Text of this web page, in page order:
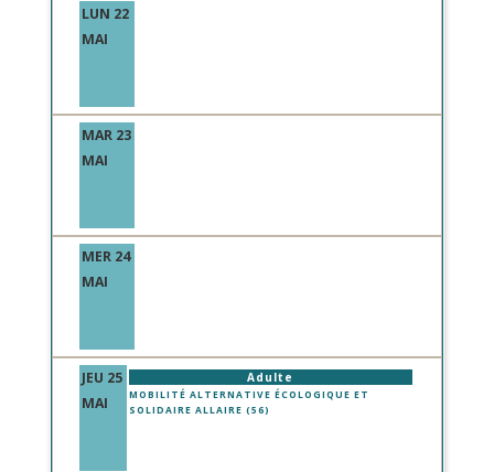
LUN 22
MAI
MAR 23
MAI
MER 24
MAI
JEU 25
MAI
Adulte
MOBILITÉ ALTERNATIVE ÉCOLOGIQUE ET
SOLIDAIRE ALLAIRE (56)